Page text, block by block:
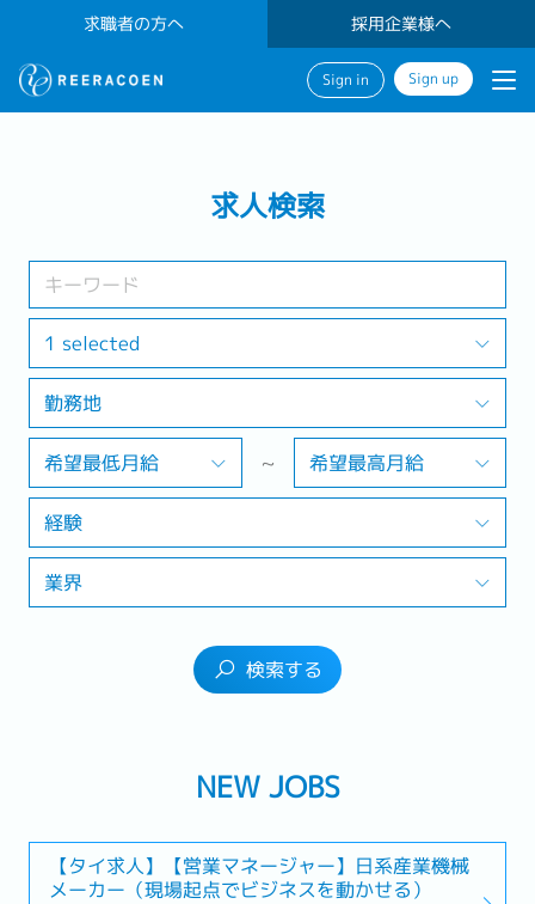
求職者の方へ 採用企業様へ
Sign in Sign up
勤務地
求人検索
1 selected
勤務地
希望最低月給 ~ 希望最高月給
経験
業界
検索する
NEW JOBS
【タイ求人】【営業マネージャー】日系産業機械
メーカー（現場起点でビジネスを動かせる）